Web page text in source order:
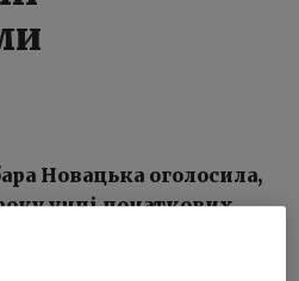
Новацька оголосила,
учні початкових
користуватися
на уроках і